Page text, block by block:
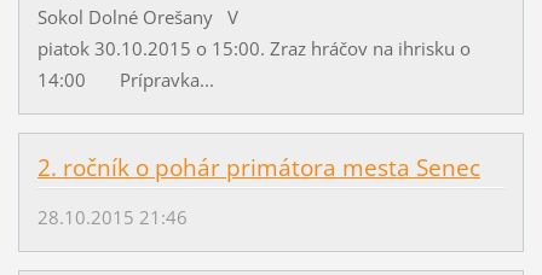
Sokol Dolné Orešany V
piatok 30.10.2015 o 15:00. Zraz hráčov na ihrisku o
14:00 Prípravka...
2. ročník o pohár primátora mesta Senec
28.10.2015 21:46